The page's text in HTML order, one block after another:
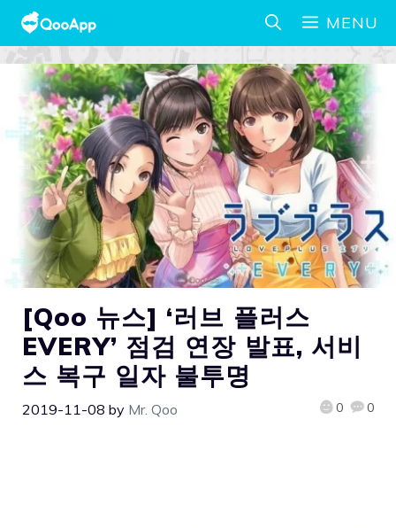
MENU
[Qoo 뉴스] ‘러브 플러스
EVERY’ 점검 연장 발표, 서비
스 복구 일자 불투명
2019-11-08 by Mr. Qoo 0 0